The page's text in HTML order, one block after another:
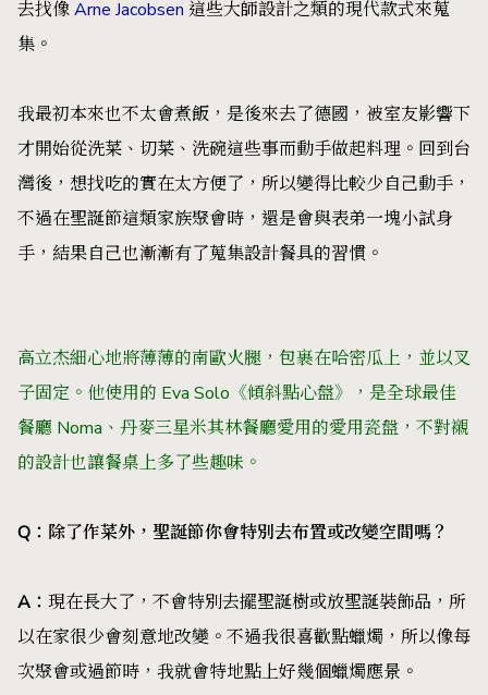
去找像Arne Jacobsen 這些大師設計之類的現代款式來蒐
集。
我最初本來也不太會煮飯，是後來去了德國，被室友影響下
才開始從洗菜、切菜、洗碗這些事而動手做起料理。回到台
灣後，想找吃的實在太方便了，所以變得比較少自己動手，
不過在聖誕節這類家族聚會時，還是會與表弟一塊小試身
手，結果自己也漸漸有了蒐集設計餐具的習慣。
高立杰細心地將薄薄的南歐火腿，包裹在哈密瓜上，並以叉
子固定。他使用的 Eva Solo《傾斜點心盤》，是全球最佳
餐廳 Noma、丹麥三星米其林餐廳愛用的愛用瓷盤，不對襯
的設計也讓餐桌上多了些趣味。
Q ：除了作菜外，聖誕節你會特別去布置或改變空間嗎？
A ： 現在長大了，不會特別去擺聖誕樹或放聖誕裝飾品，所
以在家很少會刻意地改變。不過我很喜歡點蠟燭，所以像每
次聚會或過節時，我就會特地點上好幾個蠟燭應景。